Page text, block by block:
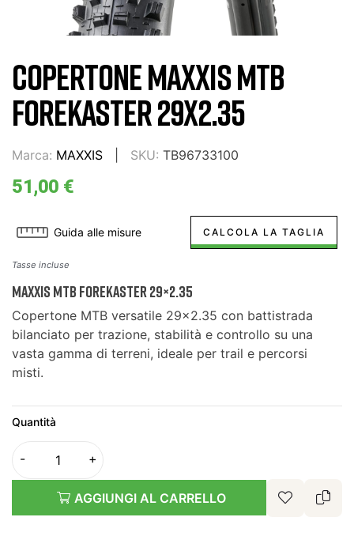
COPERTONE MAXXIS MTB
FOREKASTER 29X2.35
Marca: MAXXIS SKU: TB96733100
51,00 €
Guida alle misure CALCOLA LA TAGLIA
Tasse incluse
Maxxis MTB Forekaster 29×2.35
Copertone MTB versatile 29×2.35 con battistrada
bilanciato per trazione, stabilità e controllo su una
vasta gamma di terreni, ideale per trail e percorsi
misti.
Quantità
AGGIUNGI AL CARRELLO